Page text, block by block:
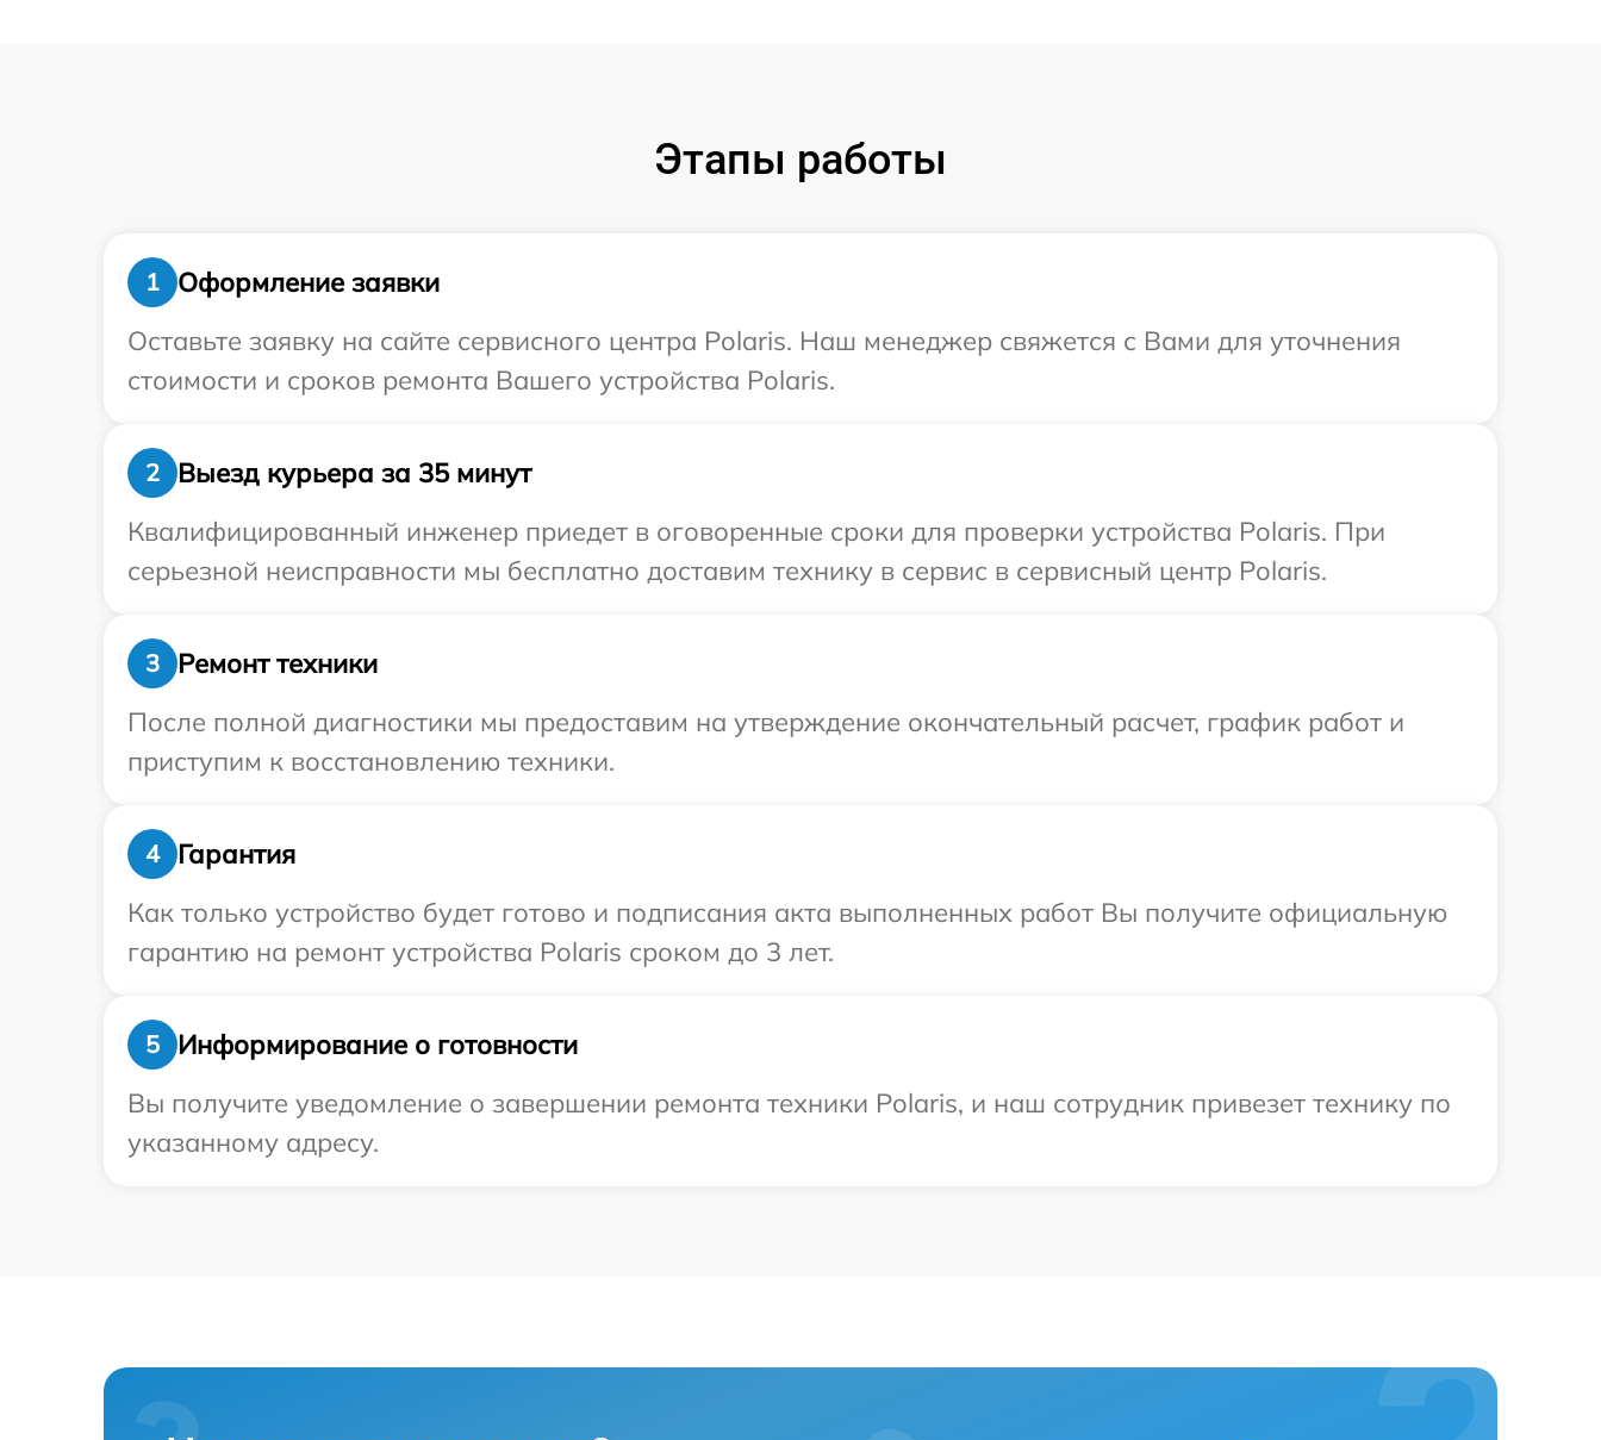
Этапы работы
1
Оформление заявки
Оставьте заявку на сайте сервисного центра Polaris. Наш менеджер свяжется с Вами для уточнения
стоимости и сроков ремонта Вашего устройства Polaris.
2
Выезд курьера за 35 минут
Квалифицированный инженер приедет в оговоренные сроки для проверки устройства Polaris. При
серьезной неисправности мы бесплатно доставим технику в сервис в сервисный центр Polaris.
3
Ремонт техники
После полной диагностики мы предоставим на утверждение окончательный расчет, график работ и
приступим к восстановлению техники.
4
Гарантия
Как только устройство будет готово и подписания акта выполненных работ Вы получите официальную
гарантию на ремонт устройства Polaris сроком до 3 лет.
5
Информирование о готовности
Вы получите уведомление о завершении ремонта техники Polaris, и наш сотрудник привезет технику по
указанному адресу.